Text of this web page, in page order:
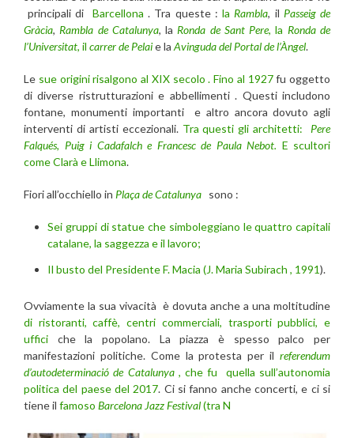
principali di Barcellona . Tra queste :laRambla, il Passeig de
Gràcia,Rambla de Catalunya, laRonda de Sant Pere, la Ronda de
l’Universitat, il carrer de Pelaie laAvinguda delPortal de l’Àngel.
Le sue origini risalgono al XIX secolo . Fino al 1927fu oggetto
di diverse ristrutturazioni e abbellimenti . Questi includono
fontane, monumenti importanti e altro ancora dovuto agli
interventi di artisti eccezionali. Tra questi gli architetti:Pere
Falqués, Puig i Cadafalch e Francesc de Paula Nebot. E scultori
come Clarà e Llimona.
Fiori all’occhiello in Plaça de Catalunya sono :
Sei gruppi di statue che simboleggiano le quattro capitali
catalane, la saggezza e il lavoro;
Il busto del Presidente F. Macia (J. Maria Subirach , 1991).
Ovviamente la sua vivacità è dovuta anche a una moltitudine
di ristoranti, caffè, centri commerciali, trasporti pubblici, e
uffici che la popolano. La piazza è spesso palco per
manifestazioni politiche. Come la protesta per il referendum
d’autodeterminació de Catalunya, che fu quella sull’autonomia
politica del paese del 2017. Ci si fanno anche concerti, e ci si
tiene il famoso Barcelona Jazz Festival(tra N